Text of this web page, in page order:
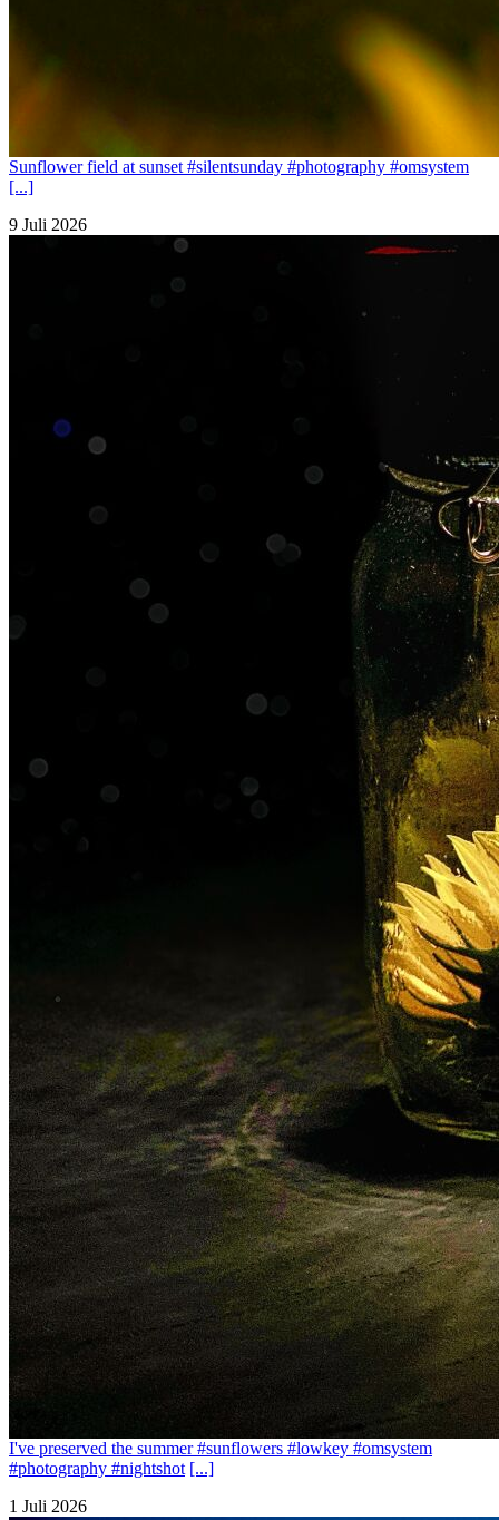
Sunflower field at sunset #silentsunday #photography #omsystem
[...]
9 Juli 2026
I've preserved the summer #sunflowers #lowkey #omsystem
#photography #nightshot [...]
1 Juli 2026